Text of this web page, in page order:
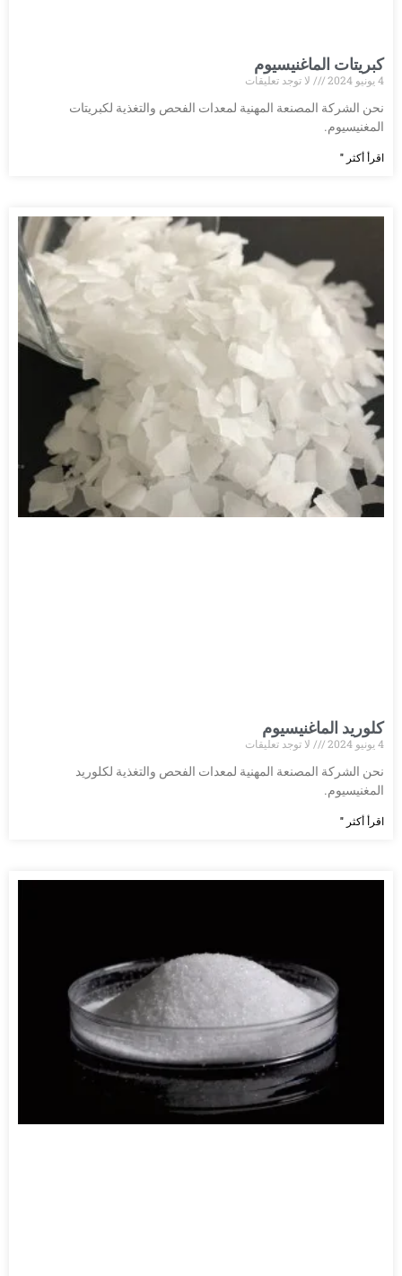
كبريتات الماغنيسيوم
4 يونيو 2024
لا توجد تعليقات
نحن الشركة المصنعة المهنية لمعدات الفحص والتغذية لكبريتات
المغنيسيوم.
اقرأ أكثر "
كلوريد الماغنيسيوم
4 يونيو 2024
لا توجد تعليقات
نحن الشركة المصنعة المهنية لمعدات الفحص والتغذية لكلوريد
المغنيسيوم.
اقرأ أكثر "